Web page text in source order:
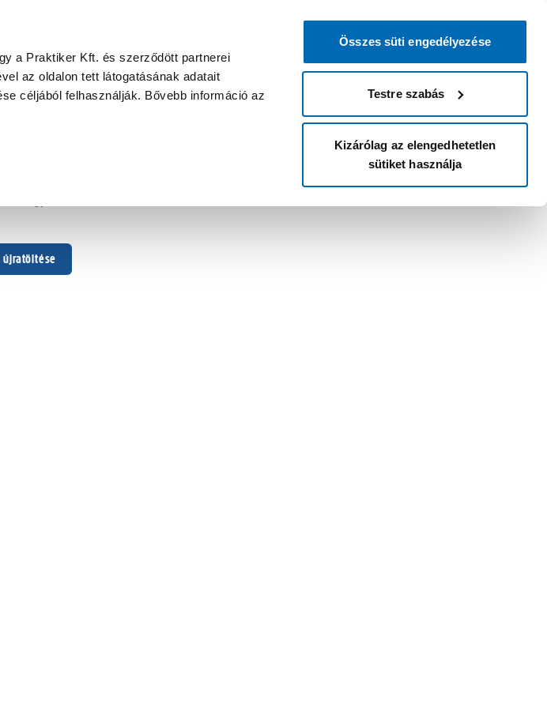
a Praktiker Kft. és szerződött partnerei
az oldalon tett látogatásának adatait
céljából felhasználják. Bővebb információ az
Összes süti engedélyezése
Testre szabás
Kizárólag az elengedhetetlen
sütiket használja
újratöltése